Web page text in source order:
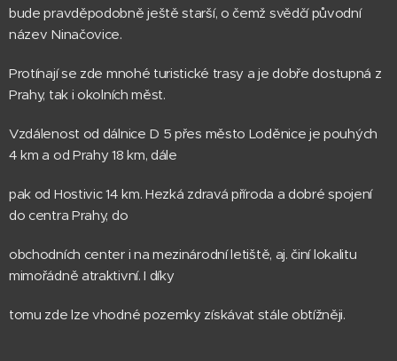
bude pravděpodobně ještě starší, o čemž svědčí původní
název Ninačovice.
Protínají se zde mnohé turistické trasy a je dobře dostupná z
Prahy, tak i okolních měst.
Vzdálenost od dálnice D 5 přes město Loděnice je pouhých
4 km a od Prahy 18 km, dále
pak od Hostivic 14 km. Hezká zdravá příroda a dobré spojení
do centra Prahy, do
obchodních center i na mezinárodní letiště, aj. činí lokalitu
mimořádně atraktivní. I díky
tomu zde lze vhodné pozemky získávat stále obtížněji.